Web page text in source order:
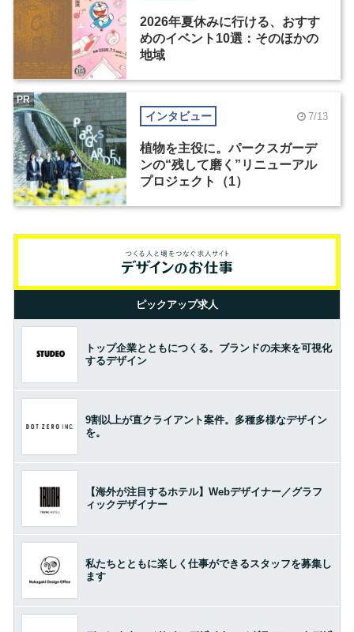
2026年夏休みに行ける、おすす
めのイベント10選：そのほかの
地域
インタビュー 7/13
植物を主役に。パークスガーデ
ンの“残して磨く”リニューアル
プロジェクト（1）
PR
ピックアップ求人
トップ企業とともにつくる。ブランドの未来を可視化
するデザイン
9割以上が直クライアント案件。多種多様なデザイン
を。
【海外が注目するホテル】Webデザイナー／グラフ
ィックデザイナー
私たちとともに楽しく仕事ができるスタッフを募集し
ます